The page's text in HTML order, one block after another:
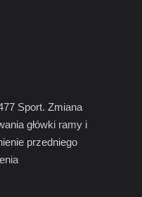
Sport. Zmiana
główki ramy i
przedniego